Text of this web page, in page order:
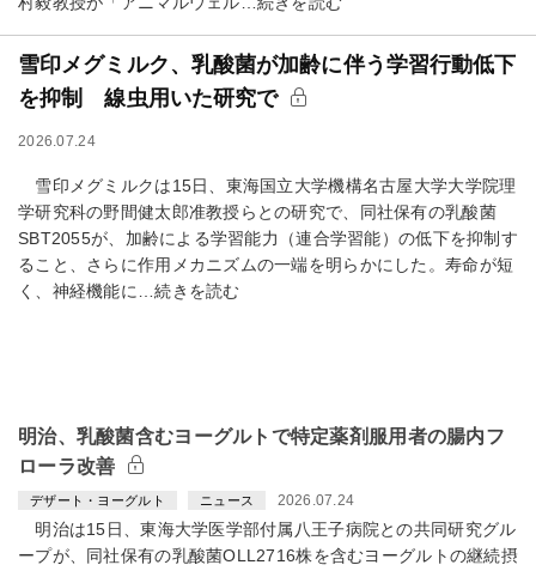
雪印メグミルク、乳酸菌が加齢に伴う学習行動低下
を抑制 線虫用いた研究で
2026.07.24
雪印メグミルクは15日、東海国立大学機構名古屋大学大学院理
学研究科の野間健太郎准教授らとの研究で、同社保有の乳酸菌
SBT2055が、加齢による学習能力（連合学習能）の低下を抑制す
ること、さらに作用メカニズムの一端を明らかにした。寿命が短
く、神経機能に…続きを読む
明治、乳酸菌含むヨーグルトで特定薬剤服用者の腸内フ
ローラ改善
デザート・ヨーグルト ニュース 2026.07.24
明治は15日、東海大学医学部付属八王子病院との共同研究グル
ープが、同社保有の乳酸菌OLL2716株を含むヨーグルトの継続摂